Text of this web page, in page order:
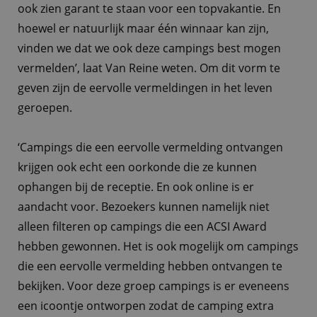
ook zien garant te staan voor een topvakantie. En
hoewel er natuurlijk maar één winnaar kan zijn,
vinden we dat we ook deze campings best mogen
vermelden’, laat Van Reine weten. Om dit vorm te
geven zijn de eervolle vermeldingen in het leven
geroepen.
‘Campings die een eervolle vermelding ontvangen
krijgen ook echt een oorkonde die ze kunnen
ophangen bij de receptie. En ook online is er
aandacht voor. Bezoekers kunnen namelijk niet
alleen filteren op campings die een ACSI Award
hebben gewonnen. Het is ook mogelijk om campings
die een eervolle vermelding hebben ontvangen te
bekijken. Voor deze groep campings is er eveneens
een icoontje ontworpen zodat de camping extra